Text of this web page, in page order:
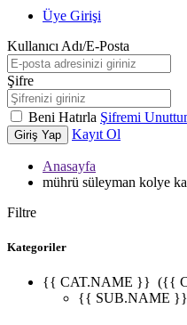
Üye Girişi
Kullanıcı Adı/E-Posta
Şifre
Beni Hatırla Şifremi
Giriş Yap Kayıt Ol
Anasayfa
mührü süleyman kolye
Filtre
Kategoriler
{{ CAT.NAME }} ({{
{{ SUB.NAME }}